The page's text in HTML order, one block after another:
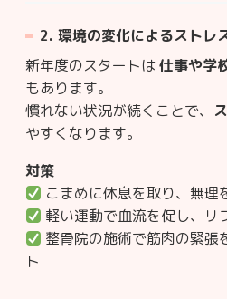
2. 環境の変化によるストレ
新年度のスタートは仕事や学
もあります。
慣れない状況が続くことで、
やすくなります。
対策
こまめに休息を取り、無理
軽い運動で血流を促し、リ
整骨院の施術で筋肉の緊張
ト